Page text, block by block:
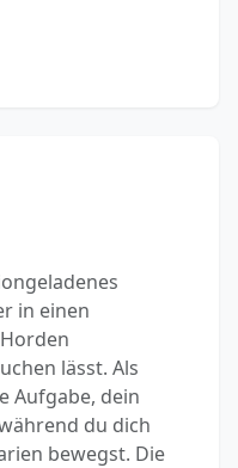
in einen
lässt. Als
Aufgabe, dein
du dich
bewegst. Die